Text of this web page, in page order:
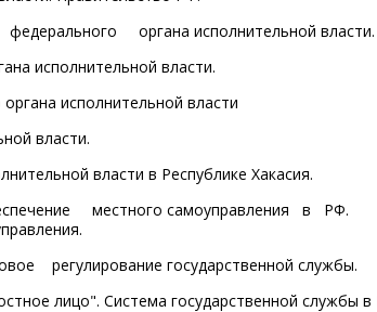
органа исполнительной власти.
исполнительной власти.
исполнительной власти
власти.
власти в Республике Хакасия.
местного самоуправления в РФ.
регулирование государственной службы.
лицо". Система государственной службы